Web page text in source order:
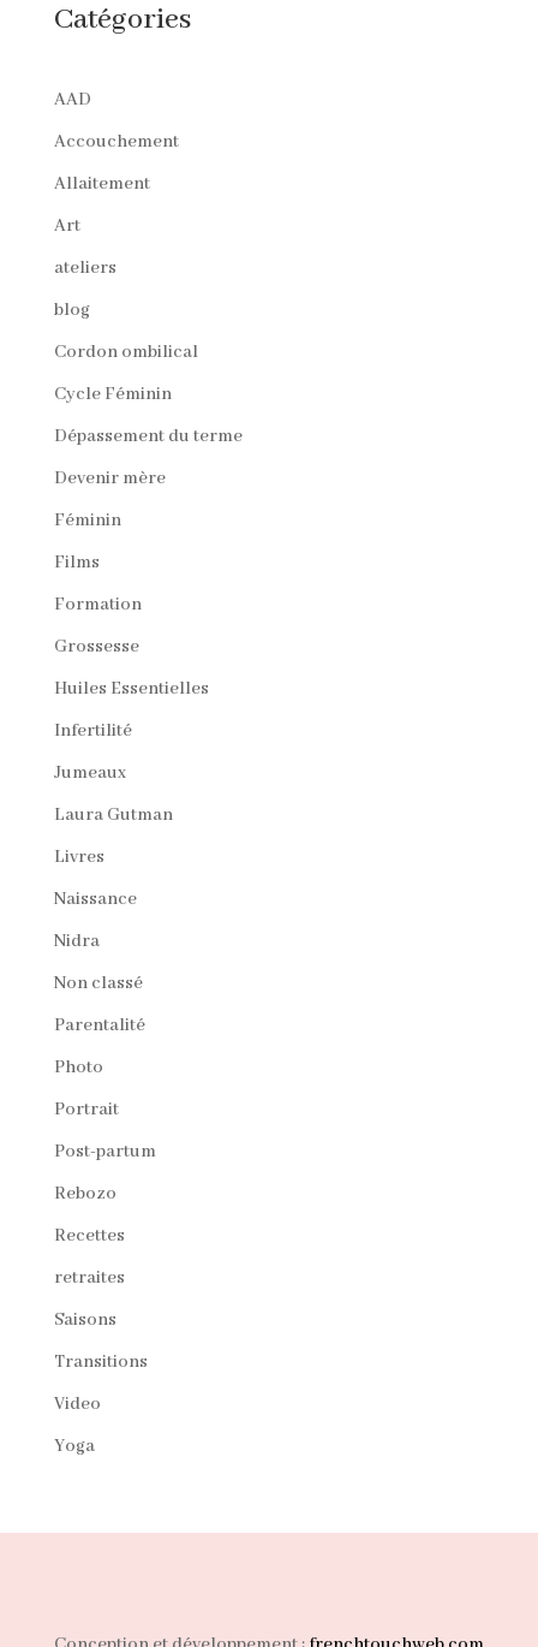
Catégories
AAD
Accouchement
Allaitement
Art
ateliers
blog
Cordon ombilical
Cycle Féminin
Dépassement du terme
Devenir mère
Féminin
Films
Formation
Grossesse
Huiles Essentielles
Infertilité
Jumeaux
Laura Gutman
Livres
Naissance
Nidra
Non classé
Parentalité
Photo
Portrait
Post-partum
Rebozo
Recettes
retraites
Saisons
Transitions
Video
Yoga